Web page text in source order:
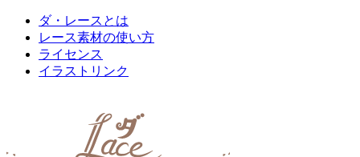
ダ・レースとは
レース素材の使い方
ライセンス
イラストリンク